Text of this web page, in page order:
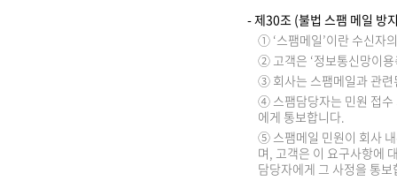
- 제30조 (불법 스팸 메일 방
① ‘스팸메일’이란 수신자
② 고객은 ‘정보통신망이용
③ 회사는 스팸메일과 관련
④ 스팸담당자는 민원 접수
에게 통보합니다.
⑤ 스팸메일 민원이 회사
며, 고객은 이 요구사항에
담당자에게 그 사정을 통보